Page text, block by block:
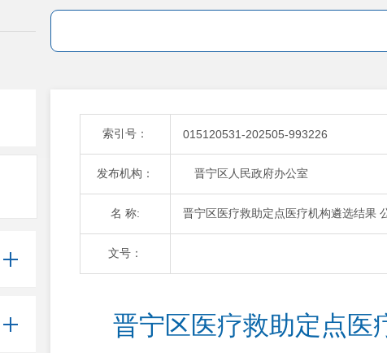
索引号： 015120531-202505-993226
发布机构： 晋宁区人民政府办公室
名 称: 晋宁区医疗救助定点医疗机构遴选结果
文号：
晋宁区医疗救助定点医